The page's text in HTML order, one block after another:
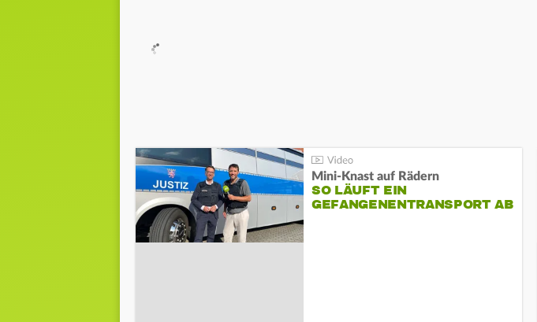
Mini-Knast auf Rädern
SO LÄUFT EIN
GEFANGENENTRANSPORT AB